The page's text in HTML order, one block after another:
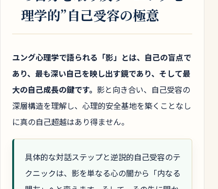
理学的”自己受容の極意
ユング心理学で語られる「影」とは、自己の盲点で
あり、最も深い自己を映し出す鏡であり、そして最
大の自己成長の鍵です。 影と向き合い、自己受容の
深層構造を理解し、心理的安全基地を築くことなし
に真の自己超越はあり得ません。
具体的な対話ステップと逆説的自己受容のテ
クニックは、影を単なる心の闇から「内なる